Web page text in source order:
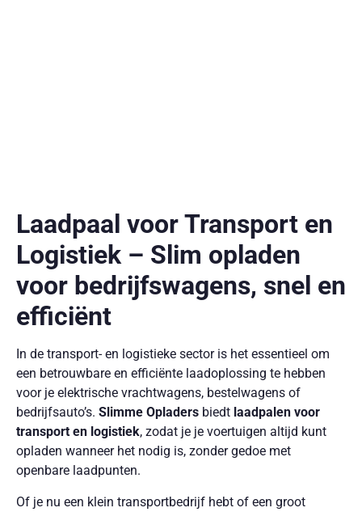
Laadpaal voor Transport en
Logistiek – Slim opladen
voor bedrijfswagens, snel en
efficiënt
In de transport- en logistieke sector is het essentieel om
een betrouwbare en efficiënte laadoplossing te hebben
voor je elektrische vrachtwagens, bestelwagens of
bedrijfsauto’s. Slimme Opladers biedt laadpalen voor
transport en logistiek, zodat je je voertuigen altijd kunt
opladen wanneer het nodig is, zonder gedoe met
openbare laadpunten.
Of je nu een klein transportbedrijf hebt of een groot